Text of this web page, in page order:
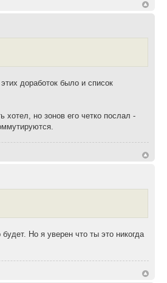
доработок было и список
хотел, но зонов его четко послал -
Но я уверен что ты это никогда